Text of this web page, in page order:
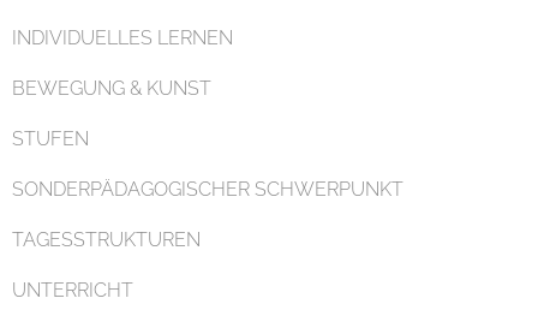
Organisation
INDIVIDUELLES LERNEN
BEWEGUNG & KUNST
STUFEN
SONDERPÄDAGOGISCHER SCHWERPUNKT
TAGESSTRUKTUREN
UNTERRICHT